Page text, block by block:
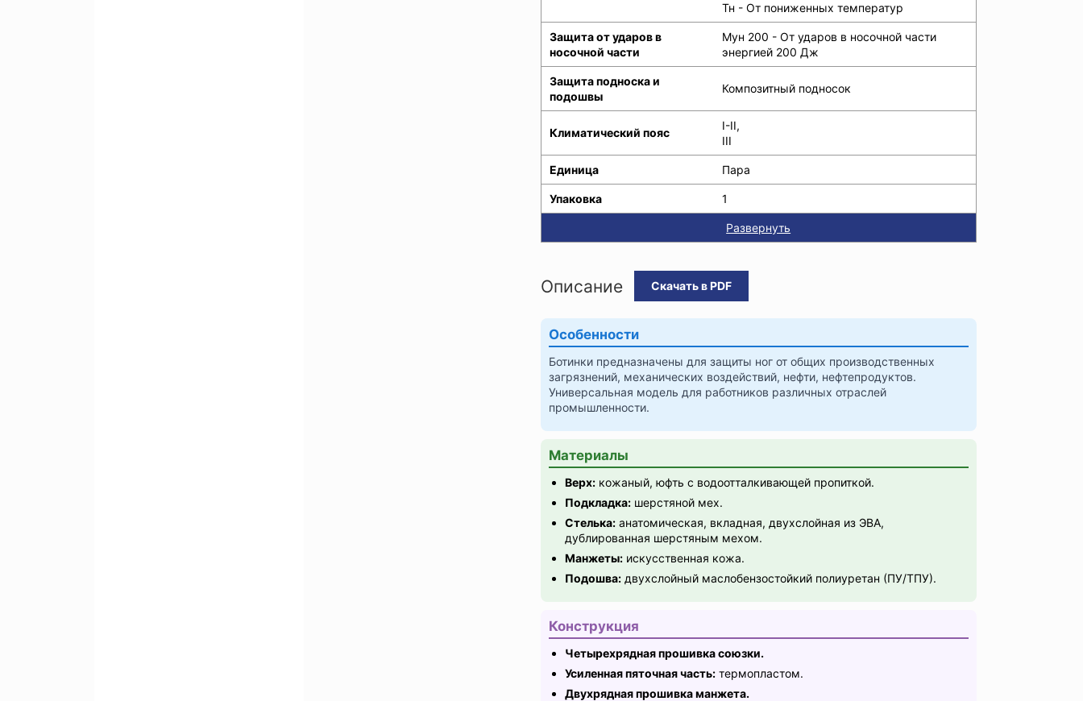
Тн - От пониженных температур
Защита от ударов в
носочной части
Мун 200 - От ударов в носочной части
энергией 200 Дж
Защита подноска и
подошвы
Композитный подносок
Климатический пояс
I-II,
III
Единица Пара
Упаковка 1
Развернуть
Описание Скачать в PDF
Особенности
Ботинки предназначены для защиты ног от общих производственных
загрязнений, механических воздействий, нефти, нефтепродуктов.
Универсальная модель для работников различных отраслей
промышленности.
Материалы
Верх:кожаный, юфть с водоотталкивающей пропиткой.
Подкладка:шерстяной мех.
Стелька:анатомическая, вкладная, двухслойная из ЭВА,
дублированная шерстяным мехом.
Манжеты:искусственная кожа.
Подошва:двухслойный маслобензостойкий полиуретан (ПУ/ТПУ).
Конструкция
Четырехрядная прошивка союзки.
Усиленная пяточная часть:термопластом.
Двухрядная прошивка манжета.